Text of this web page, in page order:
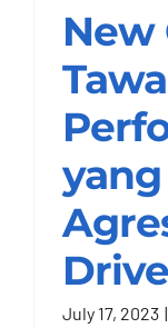
New
Drive
July 17, 2023 |